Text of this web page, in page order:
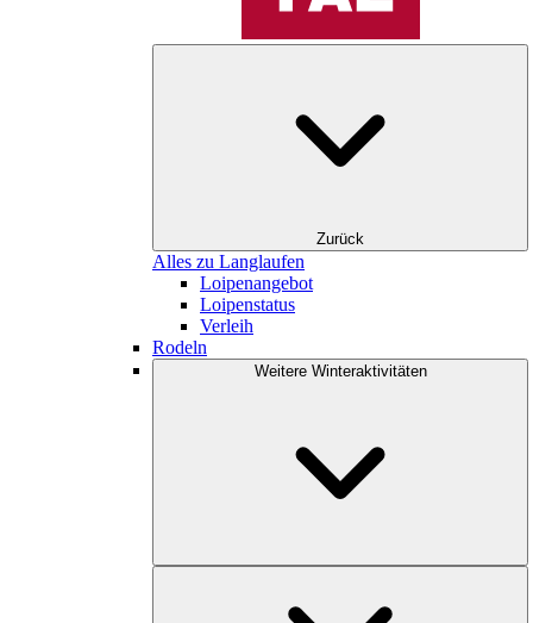
Zurück
Alles zu Langlaufen
Loipenangebot
Loipenstatus
Verleih
Rodeln
Weitere Winteraktivitäten